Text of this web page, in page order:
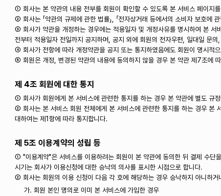
① 회사는 본 약관의 내용 전부를 회원이 확인할 수 있도록 본 서비스 페이지
② 회사는 「약관의 규제에 관한 법률」, 「전자상거래 등에서의 소비자 보호에
③ 회사가 약관을 개정하는 경우에는 적용일자 및 개정사유를 명시하여 본
전부터 적용일자 전일까지 공지하며, 공지 외에 회원의 전자우편, 일대일 문
④ 회사가 전항에 따라 개정약관을 공지 또는 통지하였음에도 회원이 명시적
⑤ 회원은 개정, 변경된 약관의 내용에 동의하지 않을 경우 본 약관 제7조에
제 4조 회원에 대한 통지
① 회사가 회원에게 본 서비스에 관련한 통지를 하는 경우 본 약관에 별도 규
② 회사는 본 서비스 회원 전체에게 본 서비스에 관련한 통지를 하는 경우 본
대하여는 제1항에 따라 통지합니다.
제 5조 이용계약의 성립 등
① "이용계약"은 서비스를 이용하려는 회원이 본 약관에 동의한 뒤 결제 수단
시기는 회사가 이용신청에 대한 승낙의 의사를 표시한 시점으로 합니다.
② 회사는 회원의 이용 신청이 다음 각 호에 해당하는 경우 승낙하지 아니하
가. 회원 본인 명의로 이미 본 서비스에 가입한 경우